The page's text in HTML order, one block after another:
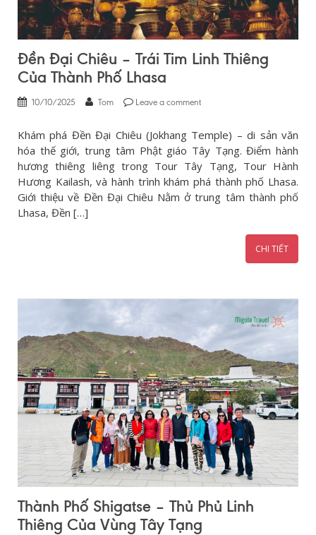
Đền Đại Chiêu – Trái Tim Linh Thiêng
Của Thành Phố Lhasa
10/10/2025 Tom Leave a comment
Khám phá Đền Đại Chiêu (Jokhang Temple) – di sản văn
hóa thế giới, trung tâm Phật giáo Tây Tạng. Điểm hành
hương thiêng liêng trong Tour Tây Tạng, Tour Hành
Hương Kailash, và hành trình khám phá thành phố Lhasa.
Giới thiệu về Đền Đại Chiêu Nằm ở trung tâm thành phố
Lhasa, Đền […]
CHI TIẾT
Thành Phố Shigatse – Thủ Phủ Linh
Thiêng Của Vùng Tây Tạng